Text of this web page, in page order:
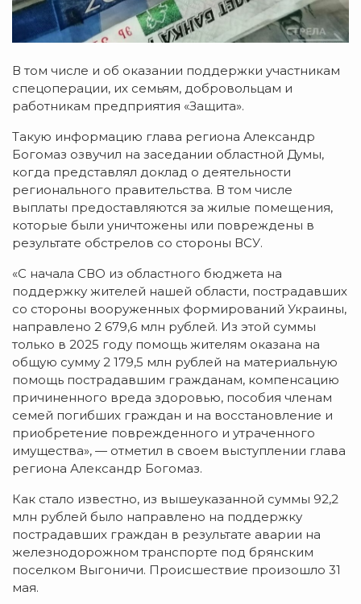
В том числе и об оказании поддержки участникам
спецоперации, их семьям, добровольцам и
работникам предприятия «Защита».
Такую информацию глава региона Александр
Богомаз озвучил на заседании областной Думы,
когда представлял доклад о деятельности
регионального правительства. В том числе
выплаты предоставляются за жилые помещения,
которые были уничтожены или повреждены в
результате обстрелов со стороны ВСУ.
«С начала СВО из областного бюджета на
поддержку жителей нашей области, пострадавших
со стороны вооруженных формирований Украины,
направлено 2 679,6 млн рублей. Из этой суммы
только в 2025 году помощь жителям оказана на
общую сумму 2 179,5 млн рублей на материальную
помощь пострадавшим гражданам, компенсацию
причиненного вреда здоровью, пособия членам
семей погибших граждан и на восстановление и
приобретение поврежденного и утраченного
имущества», — отметил в своем выступлении глава
региона Александр Богомаз.
Как стало известно, из вышеуказанной суммы 92,2
млн рублей было направлено на поддержку
пострадавших граждан в результате аварии на
железнодорожном транспорте под брянским
поселком Выгоничи. Происшествие произошло 31
мая.